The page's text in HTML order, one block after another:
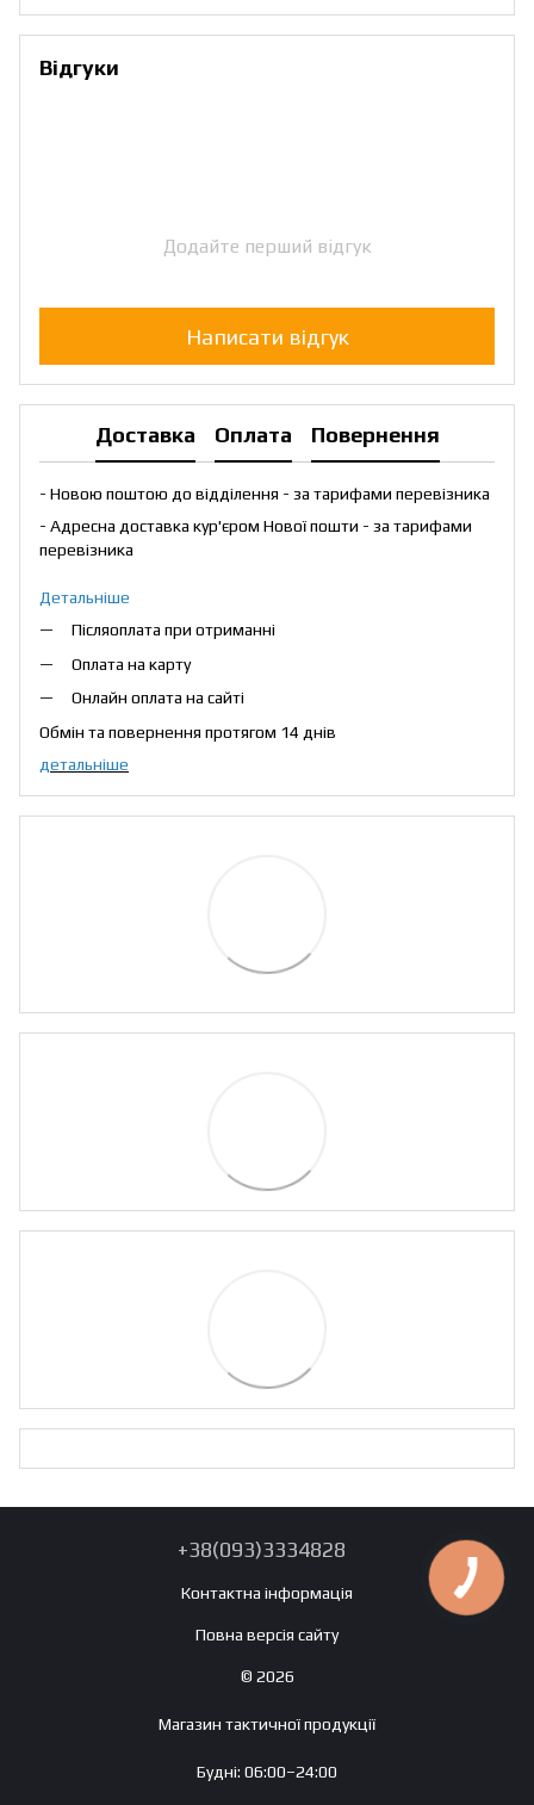
Відгуки
Додайте перший відгук
Написати відгук
Доставка Оплата Повернення
- Новою поштою до відділення - за тарифами перевізника
- Адресна доставка кур'єром Нової пошти - за тарифами
перевізника
Детальніше
Післяоплата при отриманні
Оплата на карту
Онлайн оплата на сайті
Обмін та повернення протягом 14 днів
детальніше
+38(093)3334828
Контактна інформація
Повна версія сайту
© 2026
Магазин тактичної продукції
Будні: 06:00–24:00